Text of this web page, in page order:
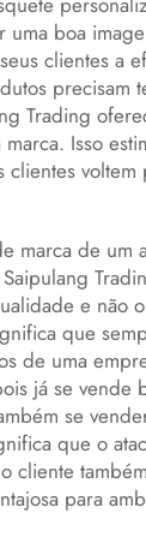
uma boa
clientes a
precisam
Trading
Isso
clientes voltem
marca de um
e não
que
de uma
já se vende
se
que o
cliente
para